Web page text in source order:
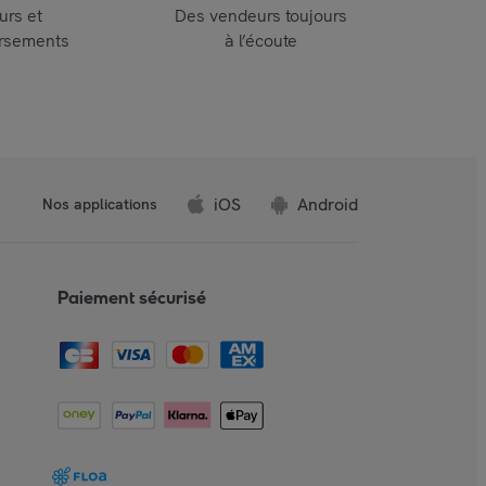
et
Des vendeurs toujours
à l’écoute
Nos applications iOS Android
Paiement sécurisé